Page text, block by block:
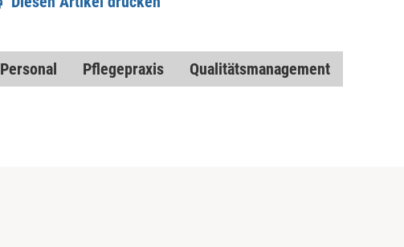
Personal Pflegepraxis Qualitätsmanagement